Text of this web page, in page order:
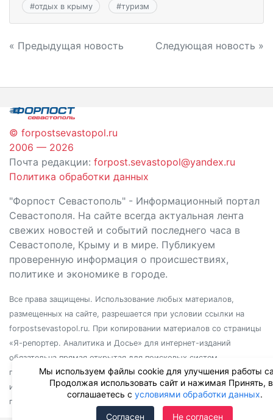
#отдых в крыму #туризм
Навигация
записям
« Предыдущая новость Следующая новость »
© forpostsevastopol.ru
2006 — 2026
Почта редакции: forpost.sevastopol@yandex.ru
Политика обработки данных
"Форпост Севастополь" - Информационный портал
Севастополя. На сайте всегда актуальная лента
свежих новостей и событий последнего часа в
Севастополе, Крыму и в мире. Публикуем
проверенную информация о происшествиях,
политике и экономике в городе.
Все права защищены. Использование любых материалов,
размещенных на сайте, разрешается при условии ссылки на
forpostsevastopol.ru. При копировании материалов со страницы
«Я-репортер. Аналитика и Досье» для интернет-изданий
обязательна прямая открытая для поисковых систем
гиперссылка. Независимо от полного или частичного
использования материалов, ссылка должна быть размещена в
подзаголовке или первом абзаце материала.
Мы используем файлы cookie для улучшения работы
Продолжая использовать сайт и нажимая Принять,
соглашаетесь с условиями обработки данных.
Согласен Не согласен